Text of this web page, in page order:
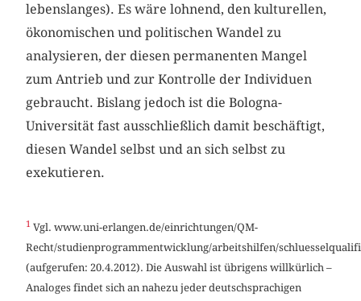
lebenslanges). Es wäre lohnend, den kulturellen,
ökonomischen und politischen Wandel zu
analysieren, der diesen permanenten Mangel
zum Antrieb und zur Kontrolle der Individuen
gebraucht. Bislang jedoch ist die Bologna-
Universität fast ausschließlich damit beschäftigt,
diesen Wandel selbst und an sich selbst zu
exekutieren.
1 Vgl. www.uni-erlangen.de/einrichtungen/QM-
Recht/studienprogrammentwicklung/arbeitshilfen/
(aufgerufen: 20.4.2012). Die Auswahl ist übrigens willkürlich –
Analoges findet sich an nahezu jeder deutschsprachigen